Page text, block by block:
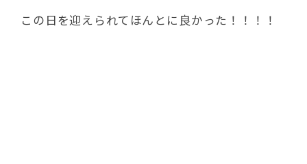
この日を迎えられてほんとに良かった！！！！